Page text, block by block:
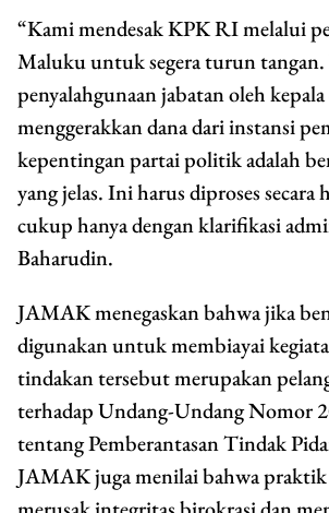
“Kami mendesak KPK RI melalui
Maluku untuk segera turun tangan.
penyalahgunaan jabatan oleh
menggerakkan dana dari instansi
kepentingan partai politik adalah
yang jelas. Ini harus diproses
cukup hanya dengan klarifikasi
Baharudin.
JAMAK menegaskan bahwa jika
digunakan untuk membiayai
tindakan tersebut merupakan
terhadap Undang-Undang Nomor
tentang Pemberantasan Tindak
JAMAK juga menilai bahwa